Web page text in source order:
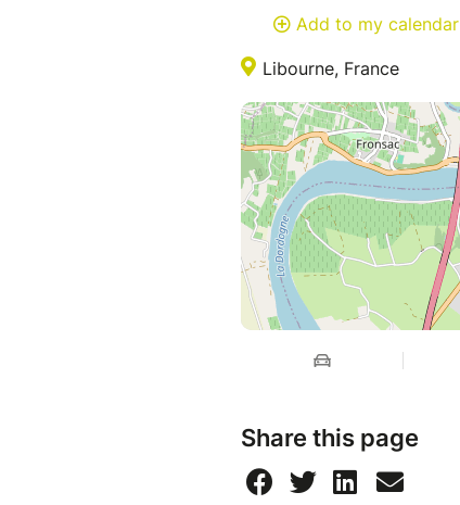
Add to my calendar
Libourne, France
Share this page